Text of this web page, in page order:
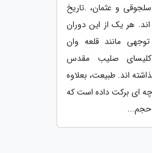
سلجوقی و عثمان، .تاریخ
هر یک از این دوران
مانند قلعه وان
کلیسای صلیب مقدس
اند. طبیعت، بعلاوه
ای برکت داده است که
حجم...